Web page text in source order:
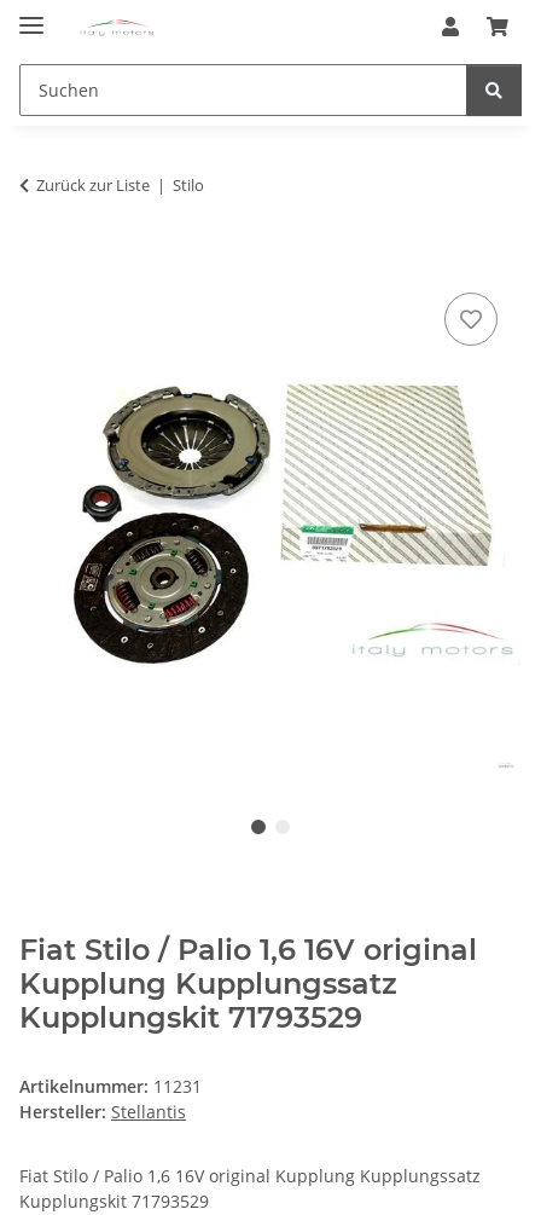
Zurück zur Liste Stilo
Fiat Stilo / Palio 1,6 16V original
Kupplung Kupplungssatz
Kupplungskit 71793529
Artikelnummer: 11231
Hersteller: Stellantis
Fiat Stilo / Palio 1,6 16V original Kupplung Kupplungssatz
Kupplungskit 71793529